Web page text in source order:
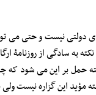
دولتی نیست و حتی
به سادگی از روزنامۀ
حمل بر این می شود
مؤید این گزاره نیست